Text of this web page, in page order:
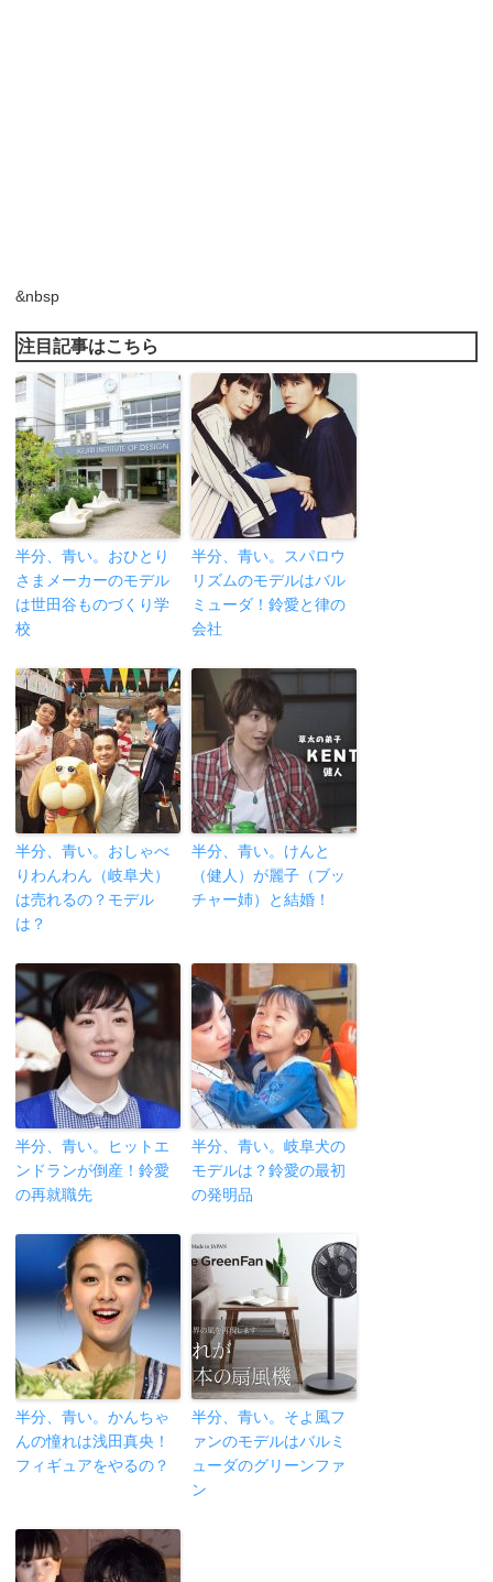
&nbsp
注目記事はこちら
半分、青い。おひとり
さまメーカーのモデル
は世田谷ものづくり学
校
半分、青い。スパロウ
リズムのモデルはバル
ミューダ！鈴愛と律の
会社
半分、青い。おしゃべ
りわんわん（岐阜犬）
は売れるの？モデル
は？
半分、青い。けんと
（健人）が麗子（ブッ
チャー姉）と結婚！
半分、青い。ヒットエ
ンドランが倒産！鈴愛
の再就職先
半分、青い。岐阜犬の
モデルは？鈴愛の最初
の発明品
半分、青い。かんちゃ
んの憧れは浅田真央！
フィギュアをやるの？
半分、青い。そよ風フ
ァンのモデルはバルミ
ューダのグリーンファ
ン